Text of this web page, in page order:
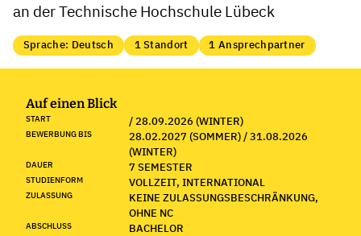
an der Technische Hochschule Lübeck
Sprache: Deutsch 1 Standort 1 Ansprechpartner
Auf einen Blick
START / 28.09.2026 (WINTER)
BEWERBUNG BIS
28.02.2027 (SOMMER) / 31.08.2026
(WINTER)
DAUER 7 SEMESTER
STUDIENFORM VOLLZEIT, INTERNATIONAL
ZULASSUNG
KEINE ZULASSUNGSBESCHRÄNKUNG,
OHNE NC
ABSCHLUSS BACHELOR